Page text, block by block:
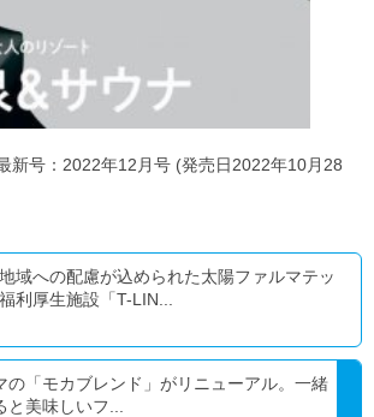
新号：2022年12月号 (発売日2022年10月28
域への配慮が込められた太陽ファルマテッ
利厚生施設「T-LIN...
の「モカブレンド」がリニューアル。一緒
と美味しいフ...